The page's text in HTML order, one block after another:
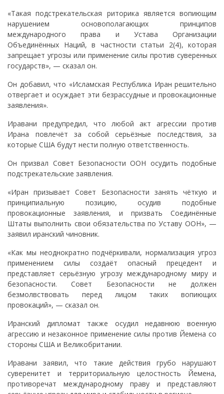
«Такая подстрекательская риторика является вопиющим
нарушением основополагающих принципов
международного права и Устава Организации
Объединённых Наций, в частности статьи 2(4), которая
запрещает угрозы или применение силы против суверенных
государств», — сказал он.
Он добавил, что «Исламская Республика Иран решительно
отвергает и осуждает эти безрассудные и провокационные
заявления».
Иравани предупредил, что любой акт агрессии против
Ирана повлечёт за собой серьёзные последствия, за
которые США будут нести полную ответственность.
Он призвал Совет Безопасности ООН осудить подобные
подстрекательские заявления.
«Иран призывает Совет Безопасности занять чёткую и
принципиальную позицию, осудив подобные
провокационные заявления, и призвать Соединённые
Штаты выполнить свои обязательства по Уставу ООН», —
заявил иранский чиновник.
«Как мы неоднократно подчёркивали, нормализация угроз
применением силы создаёт опасный прецедент и
представляет серьёзную угрозу международному миру и
безопасности. Совет Безопасности не должен
безмолвствовать перед лицом таких вопиющих
провокаций», — сказал он.
Иранский дипломат также осудил недавнюю военную
агрессию и незаконное применение силы против Йемена со
стороны США и Великобритании.
Иравани заявил, что такие действия грубо нарушают
суверенитет и территориальную целостность Йемена,
противоречат международному праву и представляют